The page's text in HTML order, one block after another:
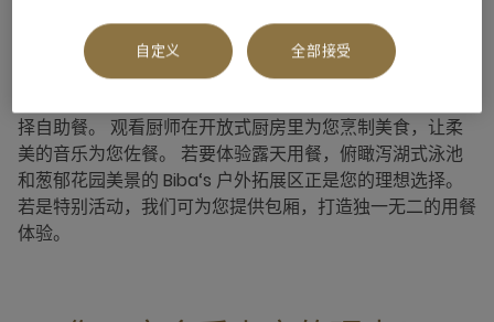
关于此餐厅
Biba's 餐厅是一家供应早餐、午餐和晚餐的 24 小时营业餐
择自助餐。 观看厨师在开放式厨房里为您烹制美食，让柔
美的音乐为您佐餐。 若要体验露天用餐，俯瞰泻湖式泳池
和葱郁花园美景的 Biba‘s 户外拓展区正是您的理想选择。
若是特别活动，我们可为您提供包厢，打造独一无二的用餐
体验。
自定义 全部接受